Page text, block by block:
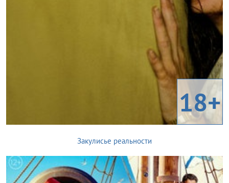
18+
Закулисье реальности